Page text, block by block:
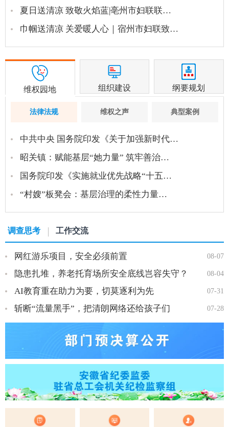
夏日送清凉 致敬火焰蓝|亳州市妇联联…
巾帼送清凉 关爱暖人心｜宿州市妇联致…
维权园地 组织建设 纲要规划
法律法规 维权之声 典型案例
中共中央 国务院印发《关于加强新时代…
昭关镇：赋能基层“她力量” 筑牢善治…
国务院印发《实施就业优先战略“十五…
“村嫂”板凳会：基层治理的柔性力量…
调查思考 工作交流
08-07
网红游乐项目，安全必须前置
08-04
隐患扎堆，养老托育场所安全底线岂容失守？
07-31
AI教育重在助力为要，切莫逐利为先
07-28
斩断“流量黑手”，把清朗网络还给孩子们